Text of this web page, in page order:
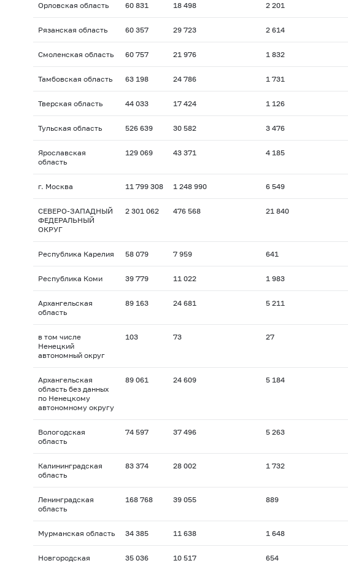
Орловская область 60 831 18 498 2 201
Рязанская область 60 357 29 723 2 614
Смоленская область 60 757 21 976 1 832
Тамбовская область 63 198 24 786 1 731
Тверская область 44 033 17 424 1 126
Тульская область 526 639 30 582 3 476
Ярославская
область
129 069 43 371 4 185
г. Москва 11 799 308 1 248 990 6 549
СЕВЕРО-ЗАПАДНЫЙ
ФЕДЕРАЛЬНЫЙ
ОКРУГ
2 301 062 476 568 21 840
Республика Карелия 58 079 7 959 641
Республика Коми 39 779 11 022 1 983
Архангельская
область
89 163 24 681 5 211
в том числе
Ненецкий
автономный округ
103 73 27
Архангельская
область без данных
по Ненецкому
автономному округу
89 061 24 609 5 184
Вологодская
область
74 597 37 496 5 263
Калининградская
область
83 374 28 002 1 732
Ленинградская
область
168 768 39 055 889
Мурманская область 34 385 11 638 1 648
Новгородская
35 036 10 517 654